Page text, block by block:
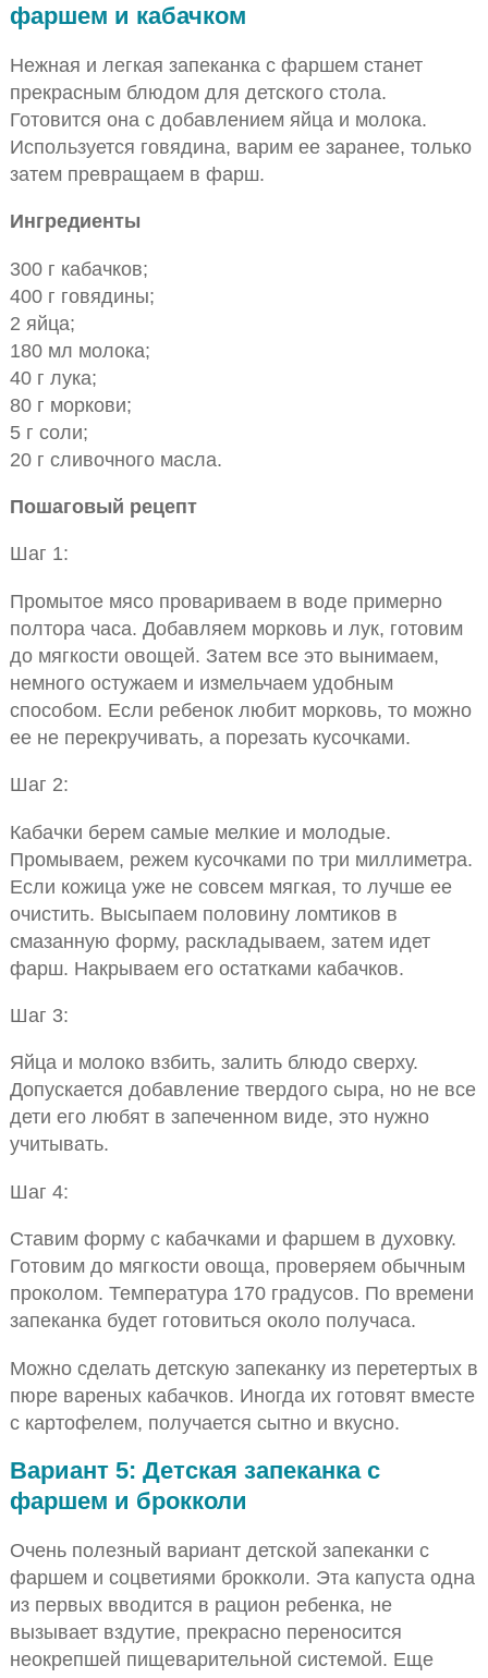
фаршем и кабачком
Нежная и легкая запеканка с фаршем станет
прекрасным блюдом для детского стола.
Готовится она с добавлением яйца и молока.
Используется говядина, варим ее заранее, только
затем превращаем в фарш.
Ингредиенты
300 г кабачков;
400 г говядины;
2 яйца;
180 мл молока;
40 г лука;
80 г моркови;
5 г соли;
20 г сливочного масла.
Пошаговый рецепт
Шаг 1:
Промытое мясо провариваем в воде примерно
полтора часа. Добавляем морковь и лук, готовим
до мягкости овощей. Затем все это вынимаем,
немного остужаем и измельчаем удобным
способом. Если ребенок любит морковь, то можно
ее не перекручивать, а порезать кусочками.
Шаг 2:
Кабачки берем самые мелкие и молодые.
Промываем, режем кусочками по три миллиметра.
Если кожица уже не совсем мягкая, то лучше ее
очистить. Высыпаем половину ломтиков в
смазанную форму, раскладываем, затем идет
фарш. Накрываем его остатками кабачков.
Шаг 3:
Яйца и молоко взбить, залить блюдо сверху.
Допускается добавление твердого сыра, но не все
дети его любят в запеченном виде, это нужно
учитывать.
Шаг 4:
Ставим форму с кабачками и фаршем в духовку.
Готовим до мягкости овоща, проверяем обычным
проколом. Температура 170 градусов. По времени
запеканка будет готовиться около получаса.
Можно сделать детскую запеканку из перетертых в
пюре вареных кабачков. Иногда их готовят вместе
с картофелем, получается сытно и вкусно.
Вариант 5: Детская запеканка с
фаршем и брокколи
Очень полезный вариант детской запеканки с
фаршем и соцветиями брокколи. Эта капуста одна
из первых вводится в рацион ребенка, не
вызывает вздутие, прекрасно переносится
неокрепшей пищеварительной системой. Еще